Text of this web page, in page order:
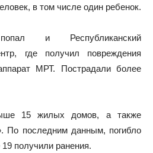
в том числе один ребенок.
и Республиканский
где получил повреждения
МРТ. Пострадали более
15 жилых домов, а также
По последним данным, погибло
получили ранения.